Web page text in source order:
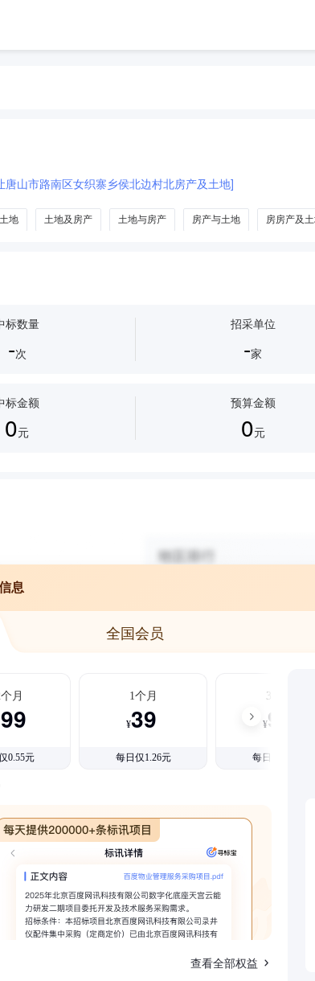
山市路南区女织寨乡侯北边村北房产及土地]
地 土地及房产 土地与房产 房产与土地 房房产及
标数量
-次
招采单位
-家
标金额
0元
预算金额
0元
息
全国会员
月
0.55元
1个月
¥39
每日仅1.26元
3个月
¥99
每日仅1.08元
查看全部权益